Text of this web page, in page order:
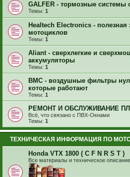
GALFER - тормозные системы
Темы: 1
Healtech Electronics - полезная
мотоциклов
Темы: 1
Aliant - сверхлегкие и
аккумуляторы
Темы: 1
BMC - воздушные фильтры
которые работают
Темы: 1
РЕМОНТ И ОБСЛУЖИВАНИЕ
Всё, что связано с ПВХ-Окнами
Темы: 1
ТЕХНИЧЕСКАЯ ИНФОРМАЦИЯ ПО
Honda VTX 1800 ( C F N R S T )
Все материалы и техническое